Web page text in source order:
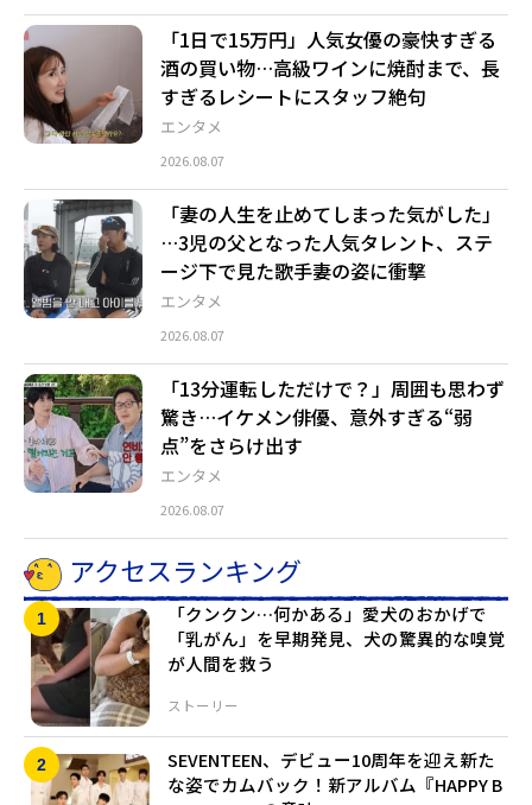
エンタメ
「1日で15万円」人気女優の豪快すぎる
酒の買い物…高級ワインに焼酎まで、長
すぎるレシートにスタッフ絶句
2026.08.07
エンタメ
「妻の人生を止めてしまった気がした」
…3児の父となった人気タレント、ステ
ージ下で見た歌手妻の姿に衝撃
2026.08.07
エンタメ
「13分運転しただけで？」周囲も思わず
驚き…イケメン俳優、意外すぎる“弱
点”をさらけ出す
2026.08.07
アクセスランキング
ストーリー
「クンクン…何かある」愛犬のおかげで
「乳がん」を早期発見、犬の驚異的な嗅覚
が人間を救う
SEVENTEEN、デビュー10周年を迎え新た
な姿でカムバック！新アルバム『HAPPY B